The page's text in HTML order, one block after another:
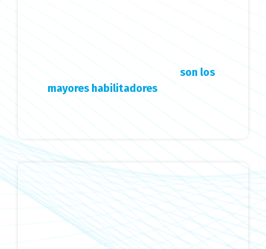
son los
mayores habilitadores